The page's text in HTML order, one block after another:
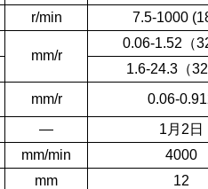
r/min 7.5-1000
mm/r
0.06-1.52（
1.6-24.3（32
mm/r
0.06-
―
1月2日
mm/min
4000
mm 12